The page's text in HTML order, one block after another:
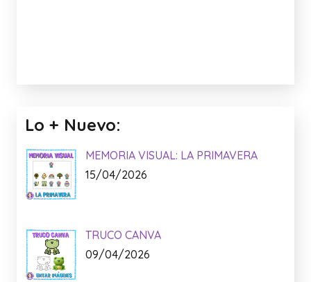
Lo + Nuevo:
MEMORIA VISUAL: LA PRIMAVERA
15/04/2026
TRUCO CANVA
09/04/2026